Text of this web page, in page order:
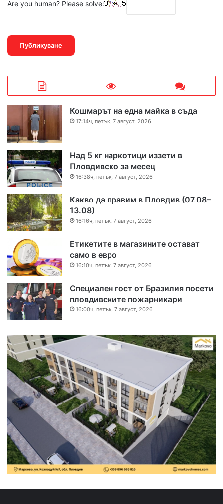
Are you human? Please solve:
Кошмарът на една майка в съда
17:14ч, петък, 7 август, 2026
Над 5 кг наркотици иззети в
Пловдивско за месец
16:38ч, петък, 7 август, 2026
Какво да правим в Пловдив (07.08–
13.08)
16:16ч, петък, 7 август, 2026
Етикетите в магазините остават
само в евро
16:10ч, петък, 7 август, 2026
Специален гост от Бразилия посети
пловдивските пожарникари
16:00ч, петък, 7 август, 2026